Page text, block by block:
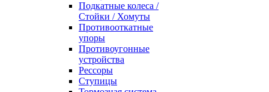
Подкатные колеса /
Стойки / Хомуты
Противооткатные
упоры
Противоугонные
устройства
Рессоры
Ступицы